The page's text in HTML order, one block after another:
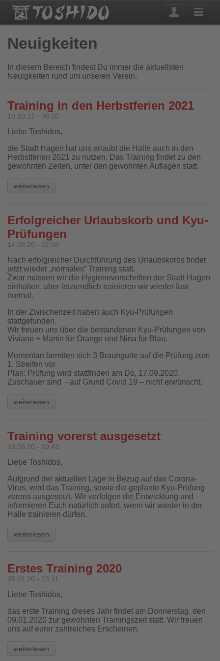
Neuigkeiten
In diesem Bereich findest Du immer die aktuellsten
Neuigkeiten rund um unseren Verein.
Training in den Herbstferien 2021
10.10.21 - 08:10
Liebe Toshidos,
die Stadt Hagen hat uns erlaubt die Halle auch in den
Herbstferien 2021 zu nutzen. Das Training findet zu den
gewohnten Zeiten, unter den gewohnten Auflagen statt.
weiterlesen
Erfolgreicher Urlaubskorb und Kyu-
Prüfungen
14.09.20 - 22:58
Nach erfolgreicher Durchführung des Urlaubskorbs findet
jetzt wieder „normales“ Training statt.
Zwar müssen wir die Hygienevorschriften der Stadt Hagen
einhalten, aber letztendlich trainieren wir wieder fast
normal.
In der Zwischenzeit haben auch Kyu-Prüfungen
stattgefunden.
Wir freuen uns über die bestandenen Kyu-Prüfungen von
Viviane + Martin für Orange und Nina für Blau.
Momentan bereiten sich 3 Braungurte auf die Prüfung zum
1. Streifen vor.
Plan: Prüfung wird stattfinden am Do, 17.09.2020.
Zuschauer sind - auf Grund Covid 19 – nicht erwünscht.
weiterlesen
Training vorerst ausgesetzt
16.03.20 - 10:43
Liebe Toshidos,
Aufgrund der aktuellen Lage in Bezug auf das Corona-
Virus, wird das Training, sowie die geplante Kyu-Prüfung
vorerst ausgesetzt. Wir verfolgen die Entwicklung und
informieren Euch natürlich sofort, wenn wir wieder in der
Halle trainieren dürfen.
weiterlesen
Erstes Training 2020
05.01.20 - 23:11
Liebe Toshidos,
das erste Training dieses Jahr findet am Donnerstag, den
09.01.2020 zur gewohnten Trainingszeit statt. Wir freuen
uns auf eurer zahlreiches Erscheinen.
weiterlesen